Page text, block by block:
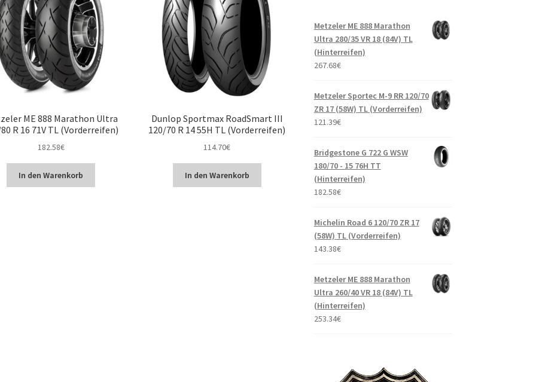
ME 888 Marathon Ultra
R 16 71V TL (Vorderreifen)
182.58€
In den Warenkorb
Dunlop Sportmax RoadSmart III
120/70 R 14 55H TL (Vorderreifen)
114.70€
In den Warenkorb
Metzeler ME 888 Marathon
Ultra 280/35 VR 18 (84V) TL
(Hinterreifen)
267.68€
Metzeler Sportec M-9 RR 120/70
ZR 17 (58W) TL (Vorderreifen)
121.39€
Bridgestone G 722 G WSW
180/70 - 15 76H TT
(Hinterreifen)
182.58€
Michelin Road 6 120/70 ZR 17
(58W) TL (Vorderreifen)
143.38€
Metzeler ME 888 Marathon
Ultra 260/40 VR 18 (84V) TL
(Hinterreifen)
253.34€